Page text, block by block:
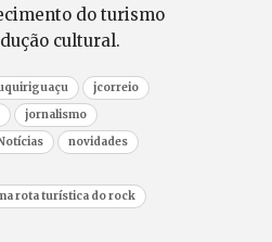
do turismo
cultural.
jcorreio
jornalismo
novidades
rota turística do rock